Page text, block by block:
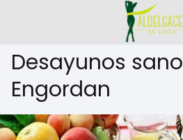
Desayunos
Engordan